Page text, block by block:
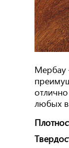
Мербау
любых